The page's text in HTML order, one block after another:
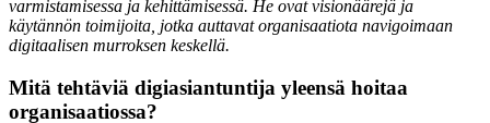
varmistamisessa ja kehittämisessä. He ovat visionäärejä ja
käytännön toimijoita, jotka auttavat organisaatiota navigoimaan
digitaalisen murroksen keskellä.
Mitä tehtäviä digiasiantuntija yleensä hoitaa
organisaatiossa?